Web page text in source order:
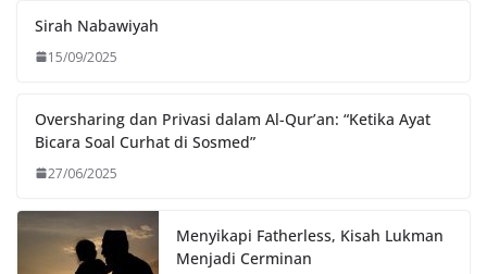
Sirah Nabawiyah
15/09/2025
Oversharing dan Privasi dalam Al-Qur’an: “Ketika Ayat
Bicara Soal Curhat di Sosmed”
27/06/2025
Menyikapi Fatherless, Kisah Lukman
Menjadi Cerminan